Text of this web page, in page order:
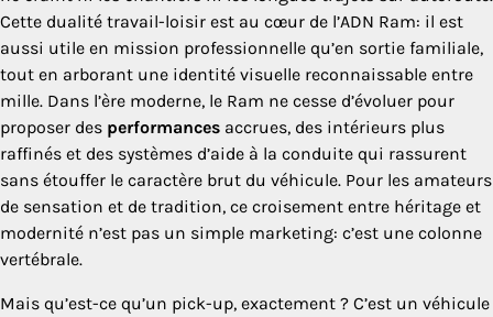
Cette dualité travail-loisir est au cœur de l’ADN Ram: il est
aussi utile en mission professionnelle qu’en sortie familiale,
tout en arborant une identité visuelle reconnaissable entre
mille. Dans l’ère moderne, le Ram ne cesse d’évoluer pour
proposer des performances accrues, des intérieurs plus
raffinés et des systèmes d’aide à la conduite qui rassurent
sans étouffer le caractère brut du véhicule. Pour les amateurs
de sensation et de tradition, ce croisement entre héritage et
modernité n’est pas un simple marketing: c’est une colonne
vertébrale.
Mais qu’est-ce qu’un pick-up, exactement ? C’est un véhicule